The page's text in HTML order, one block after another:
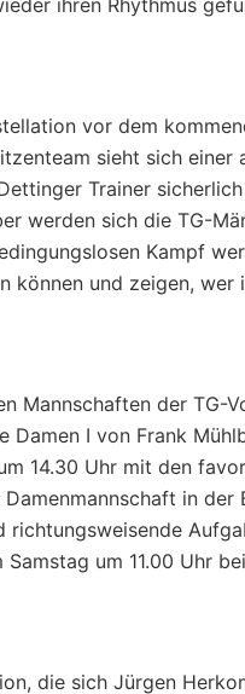
vor dem
sieht sich
Trainer
werden sich die TG-
Kampf
können und zeigen, wer
Mannschaften der TG-
Damen I von Frank
14.30 Uhr mit den
in der
um 11.00 Uhr
die sich Jürgen